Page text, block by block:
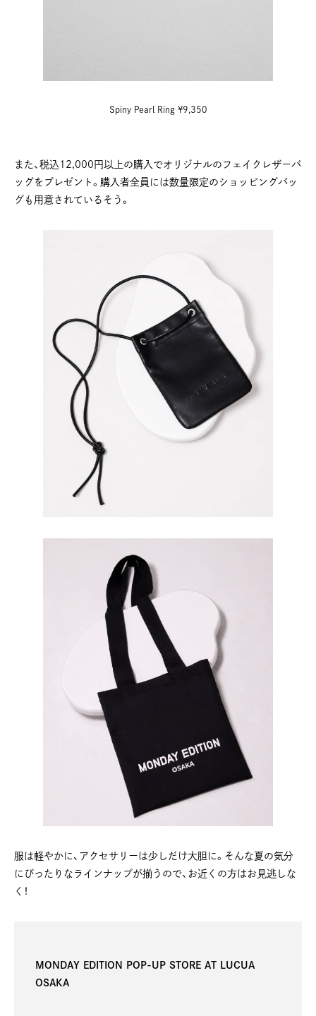
Spiny Pearl Ring ¥9,350
また、税込12,000円以上の購入でオリジナルのフェイクレザーバ
ッグをプレゼント。購入者全員には数量限定のショッピングバッ
グも用意されているそう。
服は軽やかに、アクセサリーは少しだけ大胆に。そんな夏の気分
にぴったりなラインナップが揃うので、お近くの方はお見逃しな
く！
MONDAY EDITION POP-UP STORE AT LUCUA
OSAKA